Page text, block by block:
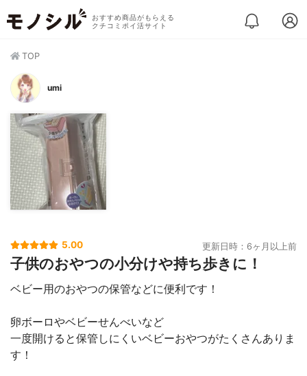
おすすめ商品がもらえる
クチコミポイ活サイト
TOP
umi
5.00 更新日時：6ヶ月以上前
子供のおやつの小分けや持ち歩きに！
ベビー用のおやつの保管などに便利です！
卵ボーロやベビーせんべいなど
一度開けると保管しにくいベビーおやつがたくさんありま
す！